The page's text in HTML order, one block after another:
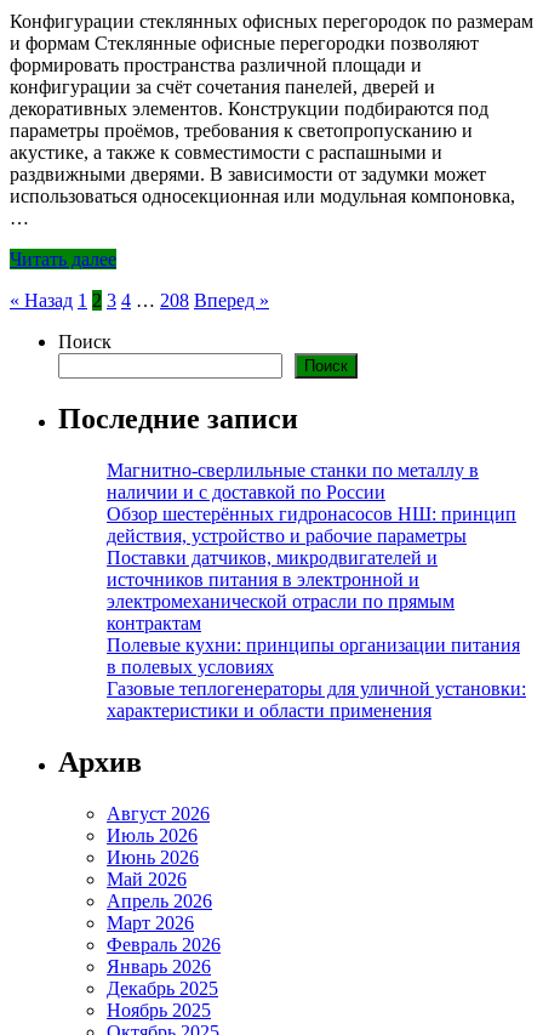
Конфигурации стеклянных офисных перегородок по размерам
и формам Стеклянные офисные перегородки позволяют
формировать пространства различной площади и
конфигурации за счёт сочетания панелей, дверей и
декоративных элементов. Конструкции подбираются под
параметры проёмов, требования к светопропусканию и
акустике, а также к совместимости с распашными и
раздвижными дверями. В зависимости от задумки может
использоваться односекционная или модульная компоновка,
…
Читать далее
Пагинация
записей
« Назад 1 2 3 4 … 208 Вперед »
Поиск
Поиск
Последние записи
Магнитно-сверлильные станки по металлу в
наличии и с доставкой по России
Обзор шестерённых гидронасосов НШ: принцип
действия, устройство и рабочие параметры
Поставки датчиков, микродвигателей и
источников питания в электронной и
электромеханической отрасли по прямым
контрактам
Полевые кухни: принципы организации питания
в полевых условиях
Газовые теплогенераторы для уличной установки:
характеристики и области применения
Архив
Август 2026
Июль 2026
Июнь 2026
Май 2026
Апрель 2026
Март 2026
Февраль 2026
Январь 2026
Декабрь 2025
Ноябрь 2025